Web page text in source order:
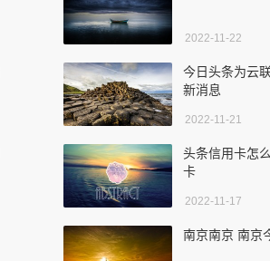
2022-11-22
今日头条为云
新消息
2022-11-21
头条信用卡怎
卡
2022-11-17
南京南京 南京